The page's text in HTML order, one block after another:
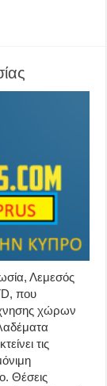
Λεμεσός
που
χώρων
τις
Θέσεις